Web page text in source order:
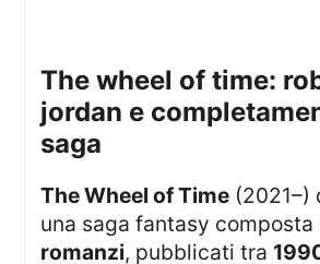
the wheel of time: robert
jordan e
saga
The Wheel of Time (2021–)
una saga fantasy composta
romanzi, pubblicati tra